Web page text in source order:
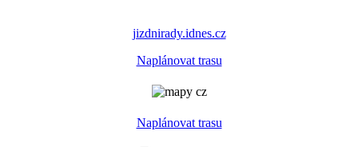
jizdnirady.idnes.cz
Naplánovat trasu
Naplánovat trasu